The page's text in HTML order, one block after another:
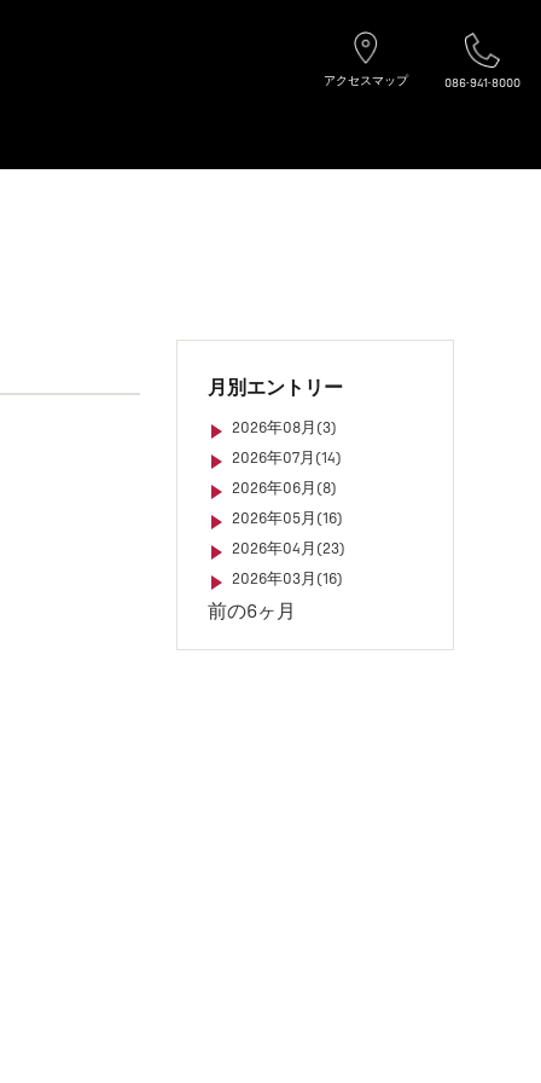
アクセスマップ 086-941-8000
月別エントリー
2026年08月(3)
2026年07月(14)
2026年06月(8)
2026年05月(16)
2026年04月(23)
2026年03月(16)
前の6ヶ月